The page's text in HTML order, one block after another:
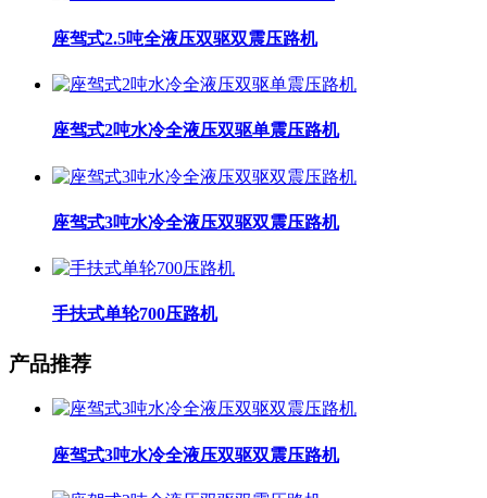
座驾式2.5吨全液压双驱双震压路机
座驾式2吨水冷全液压双驱单震压路机
座驾式3吨水冷全液压双驱双震压路机
手扶式单轮700压路机
产品推荐
座驾式3吨水冷全液压双驱双震压路机